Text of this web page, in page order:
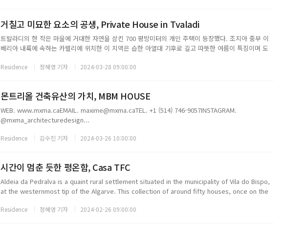
거칠고 미묘한 요소의 공생, Private House in Tvaladi
트발라디의 한 작은 마을에 거대한 자연을 삼킨 700 평방미터의 개인 주택이 등장했다. 조지아 중부 이
베리아 내륙에 속하는 카렐리에 위치한 이 지역은 습한 아열대 기후로 길고 따뜻한 여름이 특징이며 도
town of Tvaladi, the ar...
Residence 정혜영 기자 2024-03-28 09:00:00
몬트리올 건축유산의 가치, MBM HOUSE
WEB. www.mxma.caEMAIL. maxime@mxma.caTEL. +1 (514) 746-9057INSTAGRAM.
@mxma_architecturedesign...
Residence 김수진 기자 2024-03-26 10:00:00
시간이 멈춘 듯한 평온함, Casa TFC
Aldeia da Pedralva is a quaint rural settlement situated in the municipality of Vila do Bispo,
at the westernmost tip of the Algarve. This collection of around fifty houses, once on the
Residence 정혜영 기자 2024-02-26 09:00:00